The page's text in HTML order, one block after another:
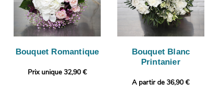
Bouquet Romantique
Prix unique 32,90 €
Bouquet Blanc
Printanier
A partir de 36,90 €